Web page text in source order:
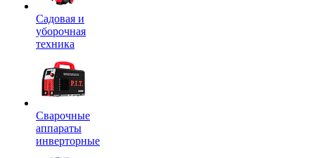
Садовая и
уборочная
техника
Сварочные
аппараты
инверторные